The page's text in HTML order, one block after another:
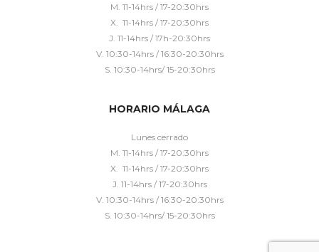
M. 11-14hrs / 17-20:30hrs
X. 11-14hrs / 17-20:30hrs
J. 11-14hrs / 17h-20:30hrs
V. 10:30-14hrs / 16:30-20:30hrs
S. 10:30-14hrs/ 15-20:30hrs
HORARIO MÁLAGA
Lunes cerrado
M. 11-14hrs / 17-20:30hrs
X. 11-14hrs / 17-20:30hrs
J. 11-14hrs / 17-20:30hrs
V. 10:30-14hrs / 16:30-20:30hrs
S. 10:30-14hrs/ 15-20:30hrs